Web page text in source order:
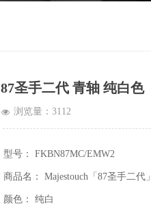
87圣手二代 青轴 纯白色
型号： FKBN87MC/EMW2
商品名： Majestouch「87圣手二代」
颜色： 纯白
넶 浏览量： 3112